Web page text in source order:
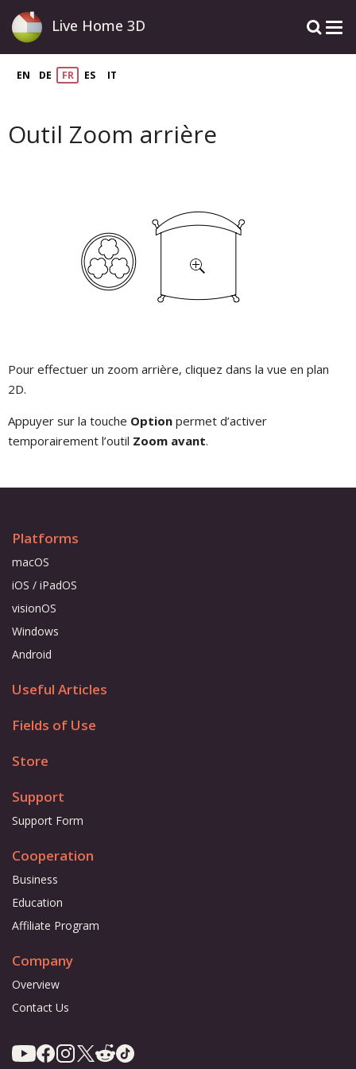
Live Home 3D
EN DE FR ES IT
Outil Zoom arrière
Pour effectuer un zoom arrière, cliquez dans la vue en plan
2D.
Appuyer sur la touche Option permet d’activer
temporairement l’outil Zoom avant.
Platforms
macOS
iOS / iPadOS
visionOS
Windows
Android
Useful Articles
Fields of Use
Store
Support
Support Form
Cooperation
Business
Education
Affiliate Program
Company
Overview
Contact Us